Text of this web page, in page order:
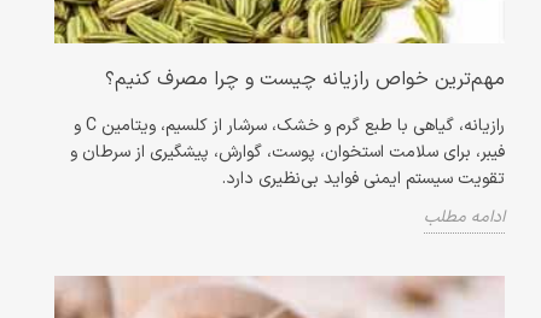
مهم‌ترین خواص رازیانه چیست و چرا مصرف کنیم؟
رازیانه، گیاهی با طبع گرم و خشک، سرشار از کلسیم، ویتامین C و
فیبر، برای سلامت استخوان، پوست، گوارش، پیشگیری از سرطان و
تقویت سیستم ایمنی فواید بی‌نظیری دارد.
ادامه مطلب